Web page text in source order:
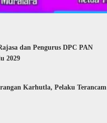
dan Pengurus DPC PAN
2029
Karhutla, Pelaku Terancam